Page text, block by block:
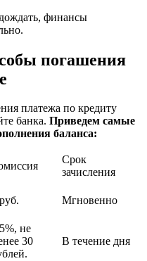
финансы
погашения
платежа по кредиту
банка. Приведем самые
баланса:
Срок
зачисления
Мгновенно
не
30
В течение дня